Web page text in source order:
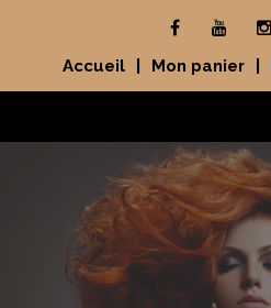
Accueil Mon panier